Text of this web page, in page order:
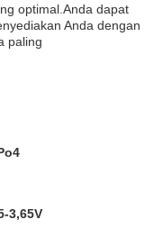
optimal.Anda dapat
Anda dengan
paling
3,65V